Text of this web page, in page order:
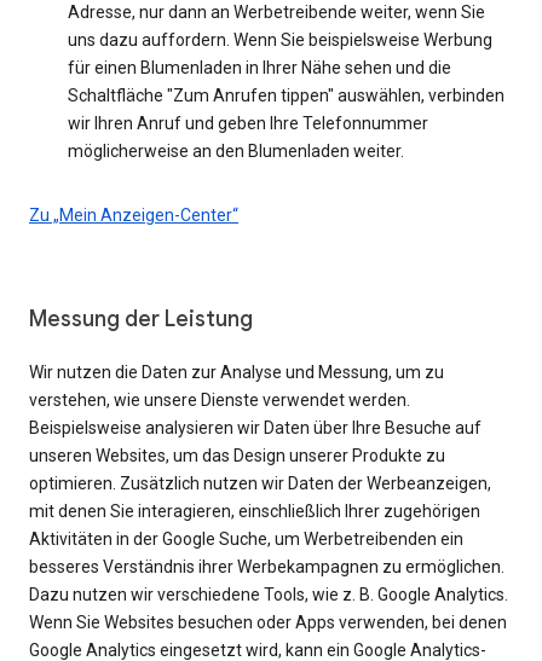
Adresse, nur dann an Werbetreibende weiter, wenn Sie
uns dazu auffordern. Wenn Sie beispielsweise Werbung
für einen Blumenladen in Ihrer Nähe sehen und die
Schaltfläche "Zum Anrufen tippen" auswählen, verbinden
wir Ihren Anruf und geben Ihre Telefonnummer
möglicherweise an den Blumenladen weiter.
Zu „Mein Anzeigen-Center“
Messung der Leistung
Wir nutzen die Daten zur Analyse und Messung, um zu
verstehen, wie unsere Dienste verwendet werden.
Beispielsweise analysieren wir Daten über Ihre Besuche auf
unseren Websites, um das Design unserer Produkte zu
optimieren. Zusätzlich nutzen wir Daten der Werbeanzeigen,
mit denen Sie interagieren, einschließlich Ihrer zugehörigen
Aktivitäten in der Google Suche, um Werbetreibenden ein
besseres Verständnis ihrer Werbekampagnen zu ermöglichen.
Dazu nutzen wir verschiedene Tools, wie z. B. Google Analytics.
Wenn Sie Websites besuchen oder Apps verwenden, bei denen
Google Analytics eingesetzt wird, kann ein Google Analytics-